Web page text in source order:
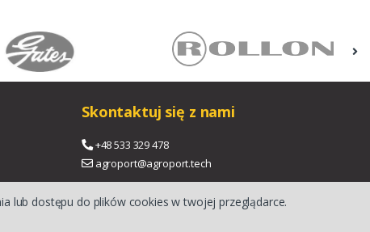
lub dostępu do plików cookies w twojej przeglądarce.
Skontaktuj się z nami
+48 533 329 478
agroport@agroport.tech